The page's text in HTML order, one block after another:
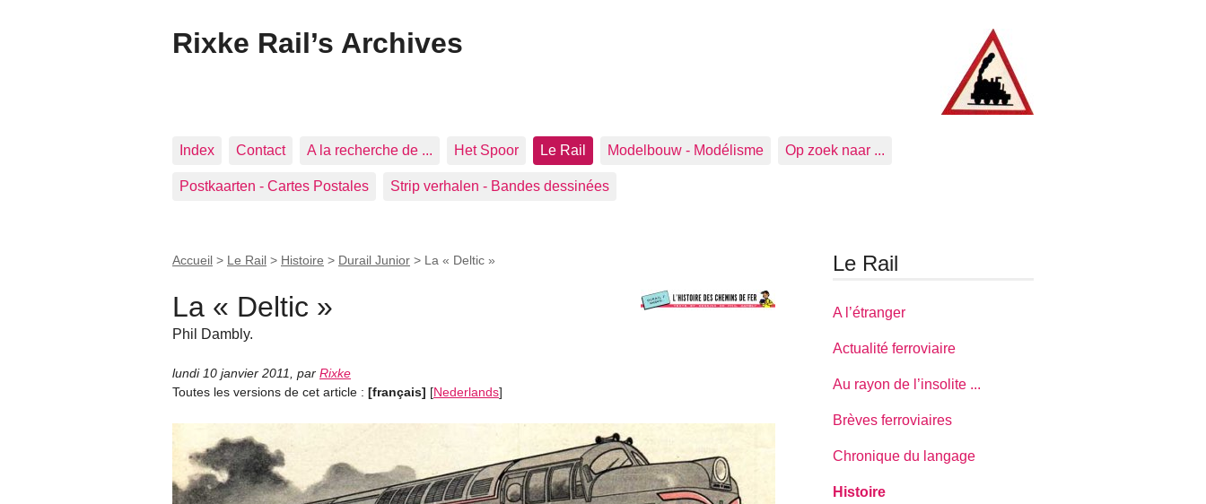
Rixke Rail’s Archives
Index Contact A la recherche de ... Het Spoor Le Rail Modelbouw - Modélisme Op zoek naar ...
Postkaarten - Cartes Postales Strip verhalen - Bandes dessinées
Accueil > Le Rail > Histoire > Durail Junior > La « Deltic »
La « Deltic »
Phil Dambly.
lundi 10 janvier 2011 par Rixke
Toutes les versions de cet article : [français] [Nederlands]
Le Rail
A l’étranger
Actualité ferroviaire
Au rayon de l’insolite ...
Brèves ferroviaires
Chronique du langage
Histoire